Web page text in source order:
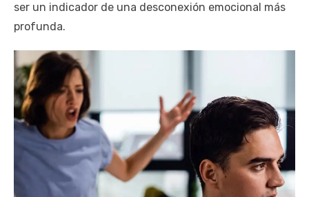
ser un indicador de una desconexión emocional más
profunda.